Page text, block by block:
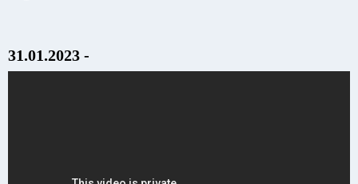
31.01.2023 -